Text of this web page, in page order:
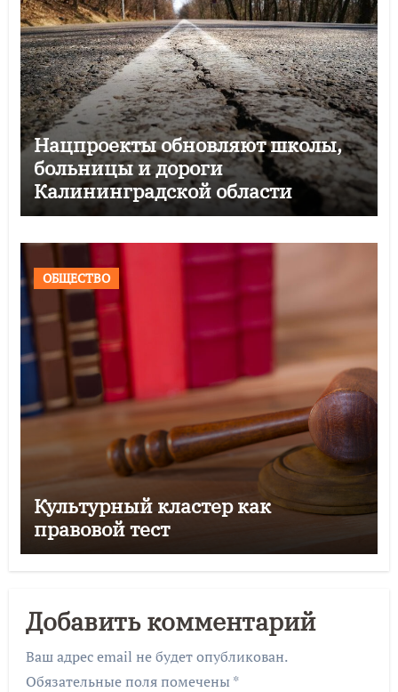
Нацпроекты обновляют школы,
больницы и дороги
Калининградской области
ОБЩЕСТВО
Культурный кластер как
правовой тест
Добавить комментарий
Ваш адрес email не будет опубликован.
Обязательные поля помечены *